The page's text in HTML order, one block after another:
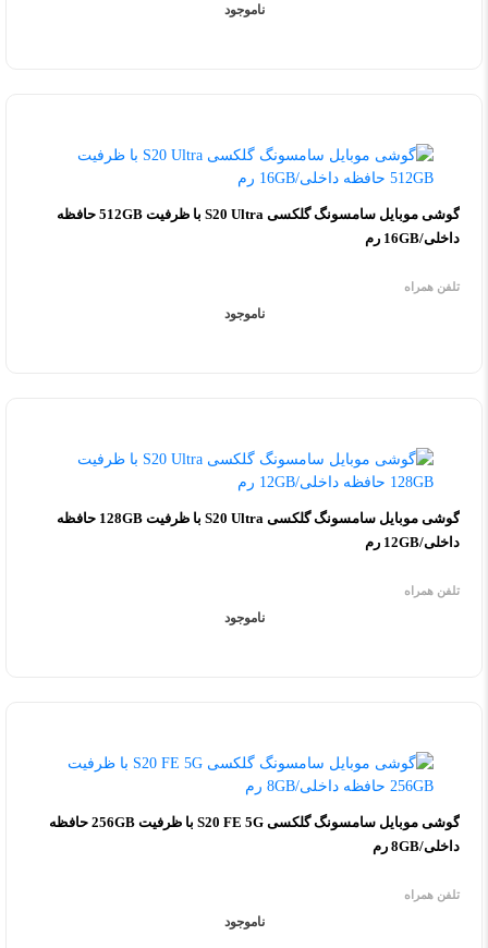
ناموجود
گوشی موبایل سامسونگ گلکسی S20 Ultra با ظرفیت 512GB حافظه
داخلی/16GB رم
تلفن همراه
ناموجود
گوشی موبایل سامسونگ گلکسی S20 Ultra با ظرفیت 128GB حافظه
داخلی/12GB رم
تلفن همراه
ناموجود
گوشی موبایل سامسونگ گلکسی S20 FE 5G با ظرفیت 256GB حافظه
داخلی/8GB رم
تلفن همراه
ناموجود